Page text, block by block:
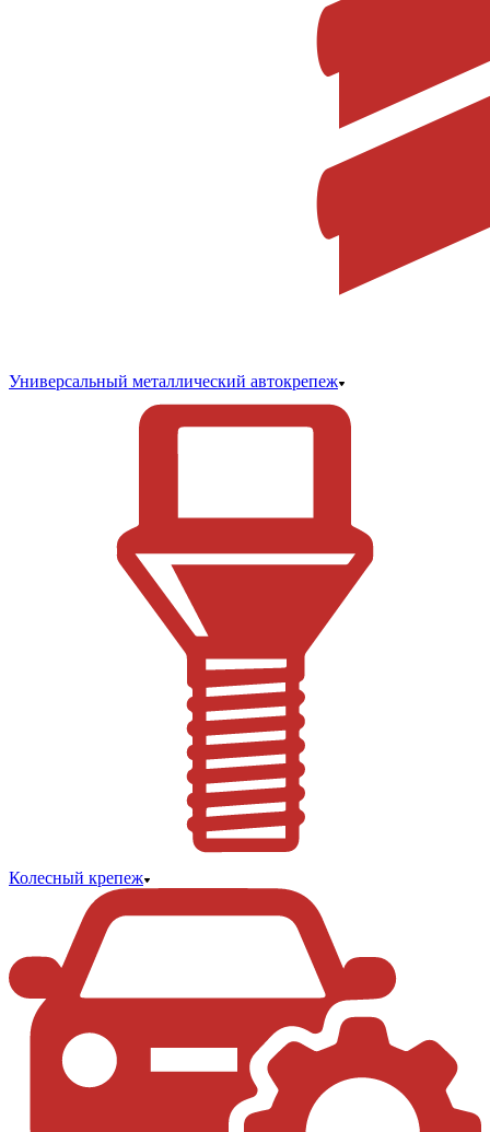
Универсальный металлический автокрепеж
Колесный крепеж